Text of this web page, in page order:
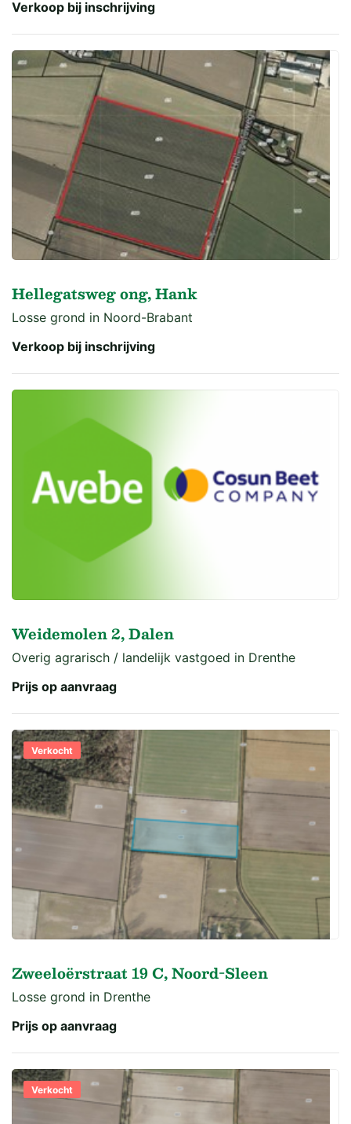
Verkoop bij inschrijving
Hellegatsweg ong, Hank
Losse grond in Noord-Brabant
Verkoop bij inschrijving
Weidemolen 2, Dalen
Overig agrarisch / landelijk vastgoed in Drenthe
Prijs op aanvraag
Verkocht
Zweeloërstraat 19 C, Noord-Sleen
Losse grond in Drenthe
Prijs op aanvraag
Verkocht